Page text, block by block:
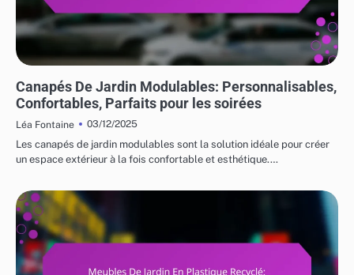
Canapés De Jardin Modulables: Personnalisables,
Confortables, Parfaits pour les soirées
Léa Fontaine
03/12/2025
Les canapés de jardin modulables sont la solution idéale pour créer
un espace extérieur à la fois confortable et esthétique.…